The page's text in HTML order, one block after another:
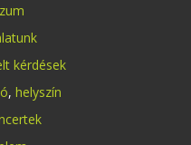
kérdések
, helyszín